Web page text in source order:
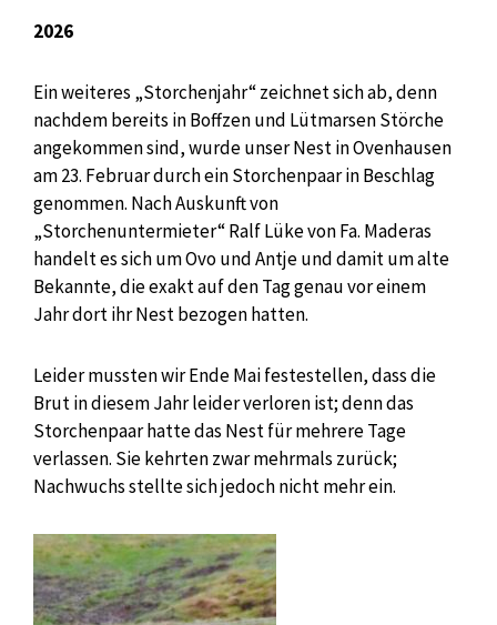
2026
Ein weiteres „Storchenjahr“ zeichnet sich ab, denn
nachdem bereits in Boffzen und Lütmarsen Störche
angekommen sind, wurde unser Nest in Ovenhausen
am 23. Februar durch ein Storchenpaar in Beschlag
genommen. Nach Auskunft von
„Storchenuntermieter“ Ralf Lüke von Fa. Maderas
handelt es sich um Ovo und Antje und damit um alte
Bekannte, die exakt auf den Tag genau vor einem
Jahr dort ihr Nest bezogen hatten.
Leider mussten wir Ende Mai festestellen, dass die
Brut in diesem Jahr leider verloren ist; denn das
Storchenpaar hatte das Nest für mehrere Tage
verlassen. Sie kehrten zwar mehrmals zurück;
Nachwuchs stellte sich jedoch nicht mehr ein.